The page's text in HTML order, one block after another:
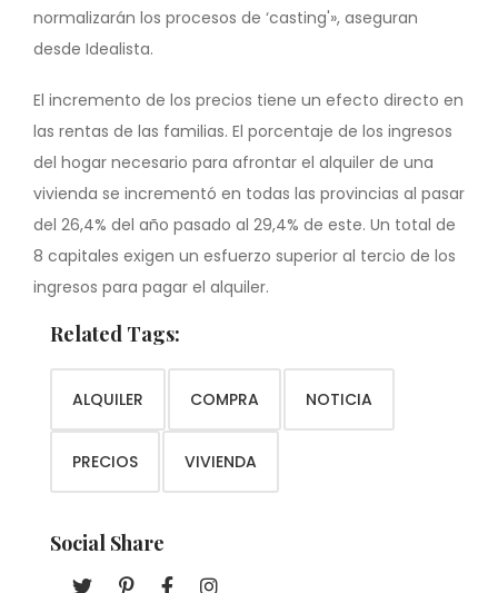
normalizarán los procesos de ‘casting'», aseguran
desde Idealista.
El incremento de los precios tiene un efecto directo en
las rentas de las familias. El porcentaje de los ingresos
del hogar necesario para afrontar el alquiler de una
vivienda se incrementó en todas las provincias al pasar
del 26,4% del año pasado al 29,4% de este. Un total de
8 capitales exigen un esfuerzo superior al tercio de los
ingresos para pagar el alquiler.
Related Tags:
ALQUILER COMPRA NOTICIA
PRECIOS VIVIENDA
Social Share